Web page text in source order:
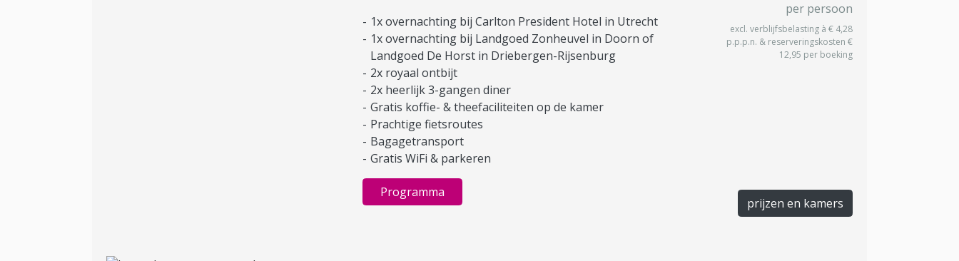
1x overnachting bij Carlton President Hotel in Utrecht
1x overnachting bij Landgoed Zonheuvel in Doorn of
Landgoed De Horst in Driebergen-Rijsenburg
2x royaal ontbijt
2x heerlijk 3-gangen diner
Gratis koffie- & theefaciliteiten op de kamer
Prachtige fietsroutes
Bagagetransport
Gratis WiFi & parkeren
Programma
per persoon
excl. verblijfsbelasting à € 4,28
p.p.p.n. & reserveringskosten €
12,95 per boeking
prijzen en kamers